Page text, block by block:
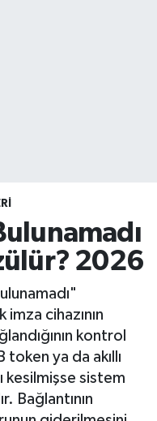
2026
cihazının
kontrol
ya da akıllı
kesilmişse sistem
Bağlantının